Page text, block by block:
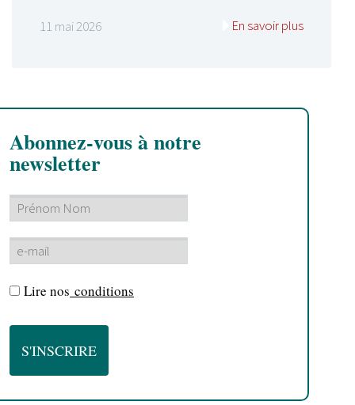
11 mai 2026 En savoir plus
Abonnez-vous à notre
newsletter
Lire nos conditions